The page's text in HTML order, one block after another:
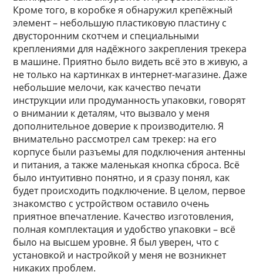
Кроме того, в коробке я обнаружил крепёжный
элемент – небольшую пластиковую пластину с
двусторонним скотчем и специальными
креплениями для надёжного закрепления трекера
в машине. Приятно было видеть всё это в живую, а
не только на картинках в интернет-магазине. Даже
небольшие мелочи, как качество печати
инструкции или продуманность упаковки, говорят
о внимании к деталям, что вызвало у меня
дополнительное доверие к производителю. Я
внимательно рассмотрел сам трекер: на его
корпусе были разъемы для подключения антенны
и питания, а также маленькая кнопка сброса. Всё
было интуитивно понятно, и я сразу понял, как
будет происходить подключение. В целом, первое
знакомство с устройством оставило очень
приятное впечатление. Качество изготовления,
полная комплектация и удобство упаковки – всё
было на высшем уровне. Я был уверен, что с
установкой и настройкой у меня не возникнет
никаких проблем.